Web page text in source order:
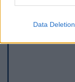
Data Deletion